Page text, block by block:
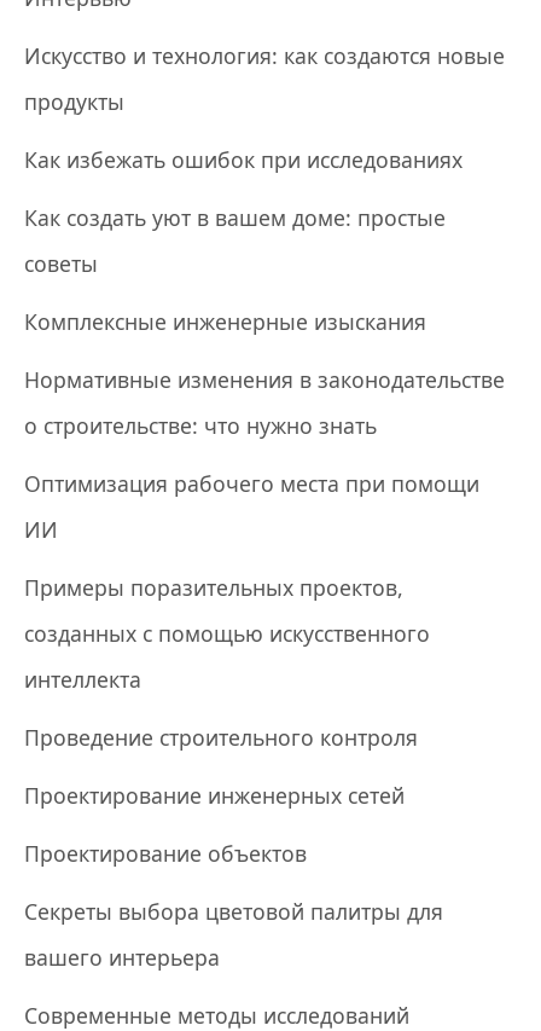
Искусство и технология: как создаются новые
продукты
Как избежать ошибок при исследованиях
Как создать уют в вашем доме: простые
советы
Комплексные инженерные изыскания
Нормативные изменения в законодательстве
о строительстве: что нужно знать
Оптимизация рабочего места при помощи
ИИ
Примеры поразительных проектов,
созданных с помощью искусственного
интеллекта
Проведение строительного контроля
Проектирование инженерных сетей
Проектирование объектов
Секреты выбора цветовой палитры для
вашего интерьера
Современные методы исследований